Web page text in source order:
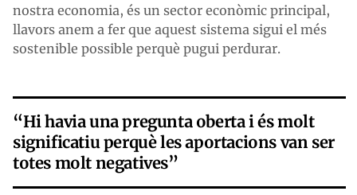
nostra economia, és un sector econòmic principal,
llavors anem a fer que aquest sistema sigui el més
sostenible possible perquè pugui perdurar.
“Hi havia una pregunta oberta i és molt
significatiu perquè les aportacions van ser
totes molt negatives”